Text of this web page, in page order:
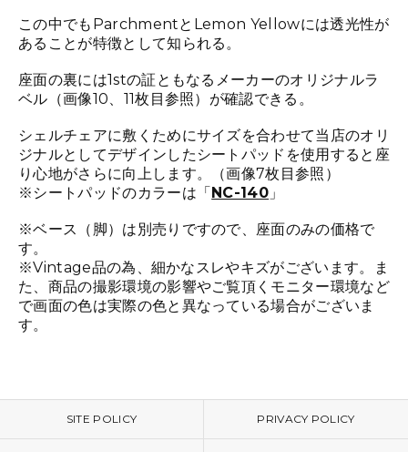
この中でもParchmentとLemon Yellowには透光性が
あることが特徴として知られる。
座面の裏には1stの証ともなるメーカーのオリジナルラ
ベル（画像10、11枚目参照）が確認できる。
シェルチェアに敷くためにサイズを合わせて当店のオリ
ジナルとしてデザインしたシートパッドを使用すると座
り心地がさらに向上します。（画像7枚目参照）
※シートパッドのカラーは「 NC-140 」
※ベース（脚）は別売りですので、座面のみの価格で
す。
※Vintage品の為、細かなスレやキズがございます。ま
た、商品の撮影環境の影響やご覧頂くモニター環境など
で画面の色は実際の色と異なっている場合がございま
す。
SITE POLICY PRIVACY POLICY